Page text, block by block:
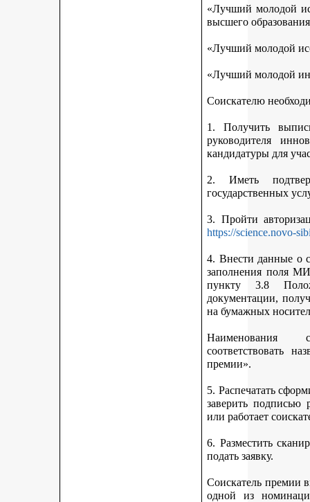
«Лучший молодой
высшего
«Лучший молодой
«Лучший молодой
Соискателю
1. Получить
руководителя
кандидатуры для
2. Иметь
государственных
3. Пройти
https://science.novo-
4. Внести данные о
заполнения поля
пункту 3.8
документации,
на бумажных
Наименования
соответствовать
премии».
5. Распечатать
заверить подписью
или работает
6. Разместить
подать заявку.
Соискатель премии
одной из